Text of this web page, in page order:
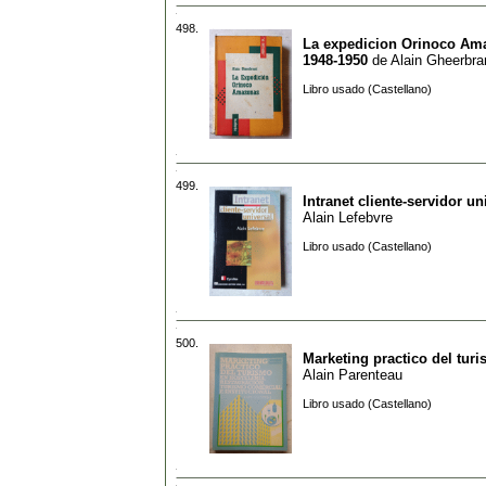
498.
La expedicion Orinoco
1948-1950 de Alain
Libro usado (Castellano)
499.
Intranet cliente-servidor
Alain Lefebvre
Libro usado (Castellano)
500.
Marketing practico del
Alain Parenteau
Libro usado (Castellano)